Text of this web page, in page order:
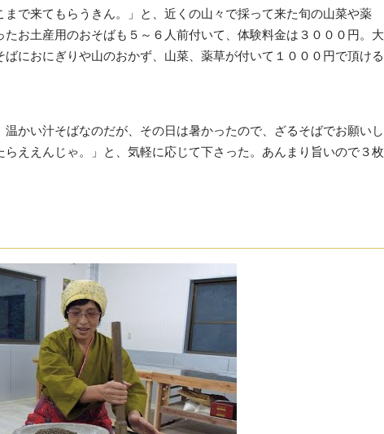
で来てもらうきん。」と、近くの山々で採って来た旬の山菜や薬
お土産用のおそばも５～６人前付いて、体験料金は３０００円。大
におにぎりや山のおかず、山菜、薬草が付いて１０００円で頂ける
かい汁そばなのだが、その日は暑かったので、ざるそばでお願いし
ええんじゃ。」と、気軽に応じて下さった。あんまり旨いので３枚